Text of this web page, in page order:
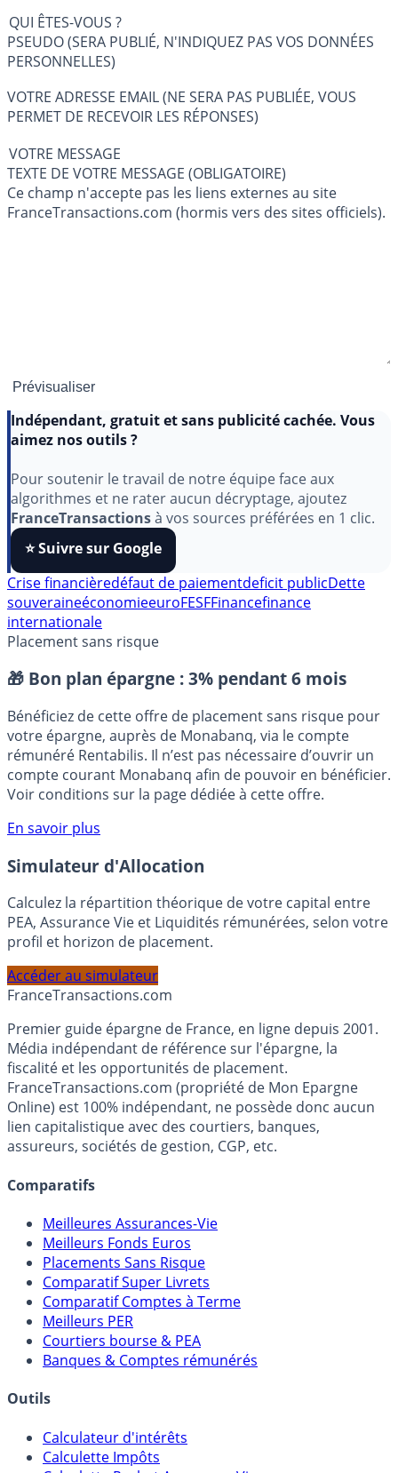
QUI ÊTES-VOUS ?
PSEUDO (SERA PUBLIÉ, N'INDIQUEZ PAS VOS DONNÉES
PERSONNELLES)
VOTRE ADRESSE EMAIL (NE SERA PAS PUBLIÉE, VOUS
PERMET DE RECEVOIR LES RÉPONSES)
VOTRE MESSAGE
TEXTE DE VOTRE MESSAGE (OBLIGATOIRE)
Ce champ n'accepte pas les liens externes au site
FranceTransactions.com (hormis vers des sites officiels).
Indépendant, gratuit et sans publicité cachée. Vous
Pour soutenir le travail de notre équipe face aux
algorithmes et ne rater aucun décryptage, ajoutez
FranceTransactionsà vos sources préférées en 1 clic.
⭐️ Suivre sur Google
Crise financièredéfaut de paiementdeficit public
souveraineéconomie
internationale
Placement sans risque
🎁 Bon plan épargne : 3% pendant 6 mois
Bénéficiez de cette offre de placement sans risque pour
votre épargne, auprès de Monabanq, via le compte
rémunéré Rentabilis. Il n’est pas nécessaire d’ouvrir un
compte courant Monabanq afin de pouvoir en bénéficier.
Voir conditions sur la page dédiée à cette offre.
En savoir plus
Simulateur d'Allocation
Calculez la répartition théorique de votre capital entre
PEA, Assurance Vie et Liquidités rémunérées, selon votre
profil et horizon de placement.
Accéder au simulateur
FranceTransactions.com
Premier guide épargne de France, en ligne depuis 2001.
Média indépendant de référence sur l'épargne, la
fiscalité et les opportunités de placement.
FranceTransactions.com (propriété de Mon Epargne
Online) est 100% indépendant, ne possède donc aucun
lien capitalistique avec des courtiers, banques,
Meilleures Assurances-Vie
Meilleurs Fonds Euros
Placements Sans Risque
Comparatif Super Livrets
Comparatif Comptes à Terme
Meilleurs PER
Courtiers bourse & PEA
Calculateur d'intérêts